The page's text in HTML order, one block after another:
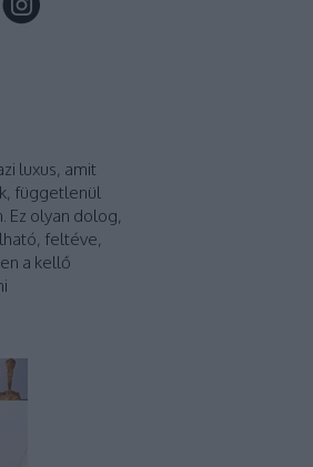
luxus, amit
függetlenül
Ez olyan dolog,
feltéve,
a kellő